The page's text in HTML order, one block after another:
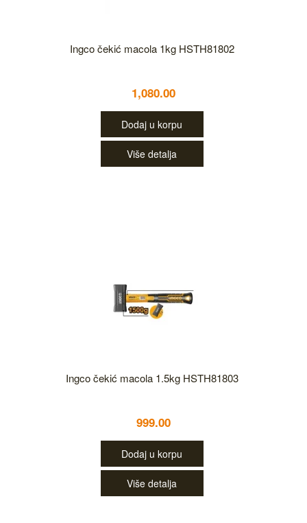
Ingco čekić macola 1kg HSTH81802
1,080.00
Dodaj u korpu
Više detalja
Ingco čekić macola 1.5kg HSTH81803
999.00
Dodaj u korpu
Više detalja